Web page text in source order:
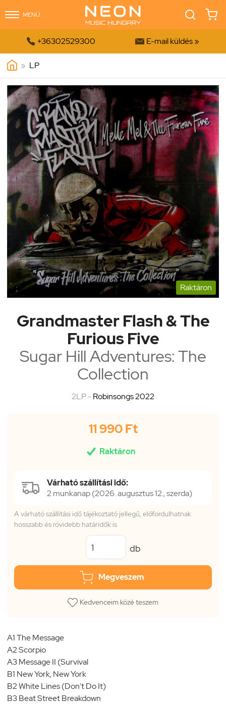
MENÜ
 +36302529300  E-mail küldés »
» LP
Raktáron
Grandmaster Flash & The
Furious Five
Sugar Hill Adventures: The
Collection
2LP -Robinsongs 2022
11 990 Ft
 Raktáron
Várható szállítási idő:
2 munkanap (2026. augusztus 12., szerda)
A várható szállítási idő tájékoztató jellegű, előfordulhatnak
hosszabb és rövidebb határidők is
db
Megveszem
Kedvenceim közé teszem
A1 The Message
A2 Scorpio
A3 Message II (Survival
B1 New York, New York
B2 White Lines (Don't Do It)
B3 Beat Street Breakdown